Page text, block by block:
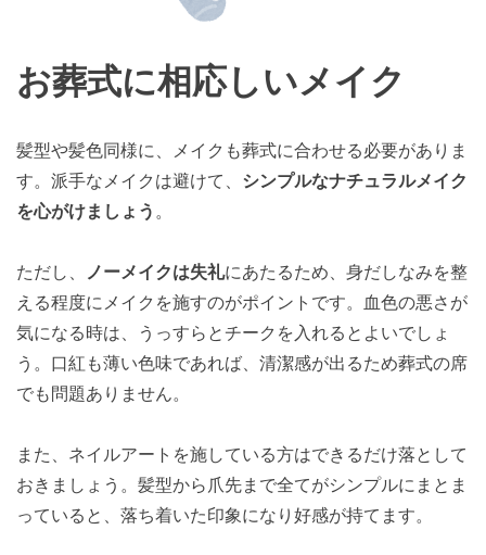
お葬式に相応しいメイク
髪型や髪色同様に、メイクも葬式に合わせる必要がありま
す。派手なメイクは避けて、 シンプルなナチュラルメイク
を心がけましょう 。
ただし、 ノーメイクは失礼にあたるため、身だしなみを整
える程度にメイクを施すのがポイントです。血色の悪さが
気になる時は、うっすらとチークを入れるとよいでしょ
う。口紅も薄い色味であれば、清潔感が出るため葬式の席
でも問題ありません。
また、ネイルアートを施している方はできるだけ落として
おきましょう。髪型から爪先まで全てがシンプルにまとま
っていると、落ち着いた印象になり好感が持てます。